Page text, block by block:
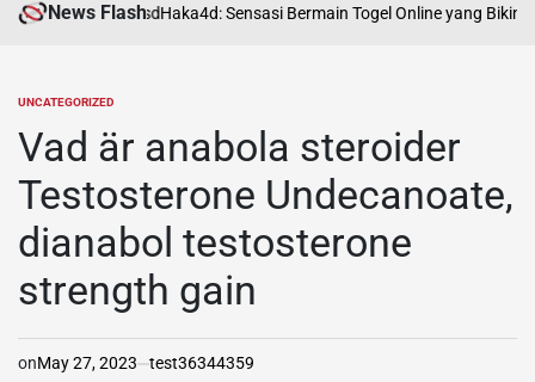
News Flash
asdHaka4d: Sensasi Bermain Togel Online yang Bikin
POSTED
UNCATEGORIZED
Vad är anabola steroider
Testosterone Undecanoate,
dianabol testosterone
strength gain
onMay 27, 2023 test36344359